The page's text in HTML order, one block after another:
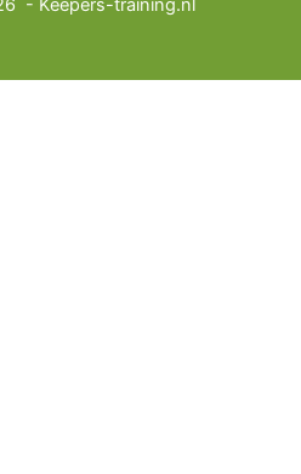
- Keepers-training.nl